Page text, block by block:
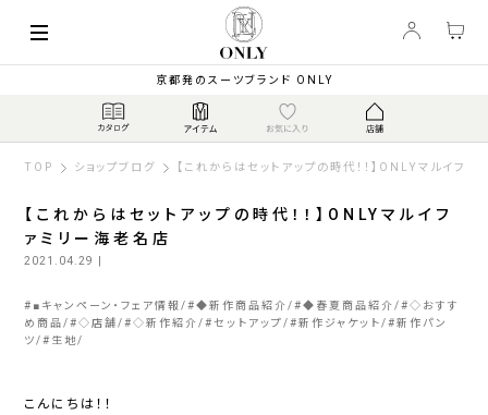
京都発のスーツブランド ONLY
TOP ショップブログ 【これからはセットアップの時代！！】ONLYマルイファ
【これからはセットアップの時代！！】ONLYマルイフ
ァミリー海老名店
2021.04.29 |
# ■キャンペーン・フェア情報 #◆新作商品紹介 #◆春夏商品紹介 #◇おすす
め商品 #◇店舗 #◇新作紹介 #セットアップ #新作ジャケット #新作パン
ツ # 生地
こんにちは！！